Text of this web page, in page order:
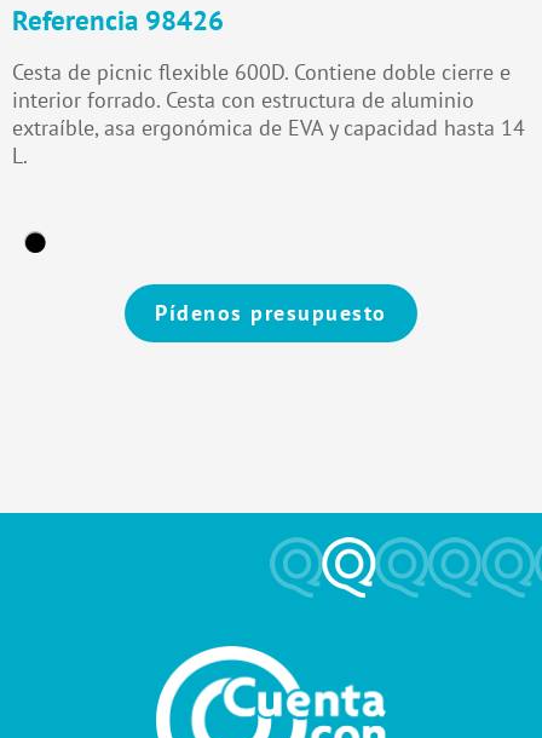
Referencia 98426
Cesta de picnic flexible 600D. Contiene doble cierre e
interior forrado. Cesta con estructura de aluminio
extraíble, asa ergonómica de EVA y capacidad hasta 14
L.
Pídenos presupuesto